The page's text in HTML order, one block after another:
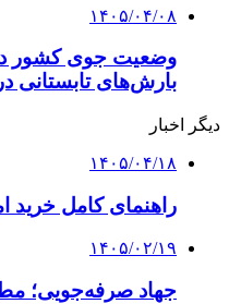
۱۴۰۵/۰۴/۰۸
بارش‌های تابستانی در ۷
دیگر اخبار
۱۴۰۵/۰۴/۱۸
راهنمای کامل خرید
۱۴۰۵/۰۲/۱۹
جهاد صرفه‌جویی؛